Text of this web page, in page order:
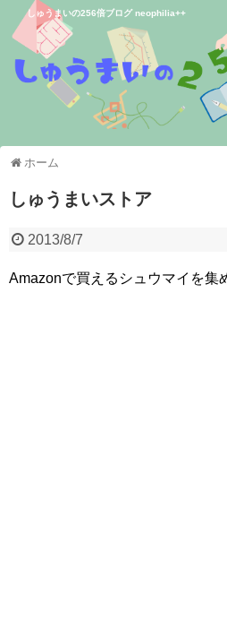
しゅうまいの256倍ブログ neophilia++
ホーム
しゅうまいストア
2013/8/7
Amazonで買えるシュウマイを集